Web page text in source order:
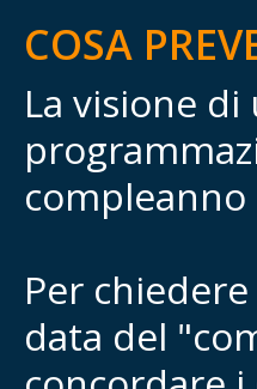
COSA
La visione
Per
data del